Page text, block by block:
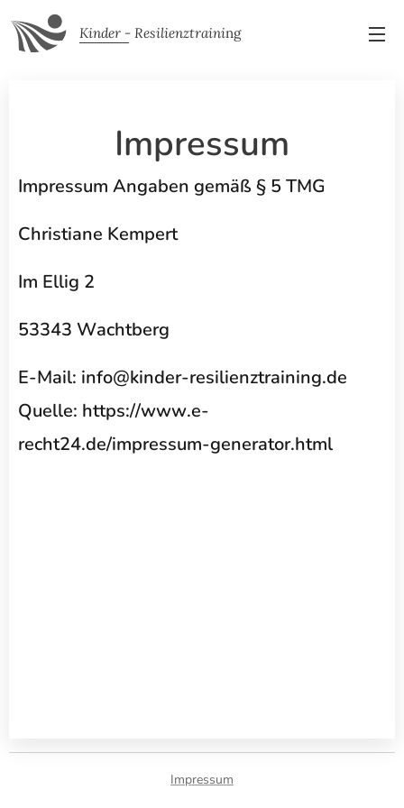
Kinder - Resilienztraining
Impressum
Impressum Angaben gemäß § 5 TMG
Christiane Kempert
Im Ellig 2
53343 Wachtberg
E-Mail: info@kinder-resilienztraining.de
Quelle: https://www.e-
recht24.de/impressum-generator.html
Impressum